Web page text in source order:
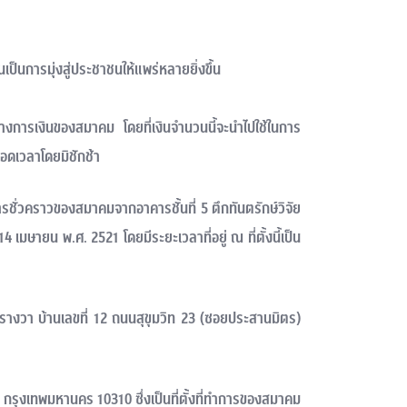
ป็นการมุ่งสู่ประชาชนให้แพร่หลายยิ่งขึ้น
รเงินของสมาคม โดยที่เงินจำนวนนี้จะนำไปใช้ในการ
ดเวลาโดยมิชักช้า
ชั่วคราวของสมาคมจากอาคารชั้นที่ 5 ตึกทันตรักษ์วิจัย
ษายน พ.ศ. 2521 โดยมีระยะเวลาที่อยู่ ณ ที่ตั้งนี้เป็น
งวา บ้านเลขที่ 12 ถนนสุขุมวิท 23 (ซอยประสานมิตร)
รุงเทพมหานคร 10310 ซึ่งเป็นที่ตั้งที่ทำการของสมาคม